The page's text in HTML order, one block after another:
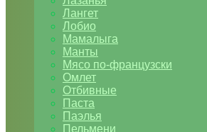
Лангет
Лобио
Мамалыга
Манты
Мясо по-французски
Омлет
Отбивные
Паста
Паэлья
Пельмени